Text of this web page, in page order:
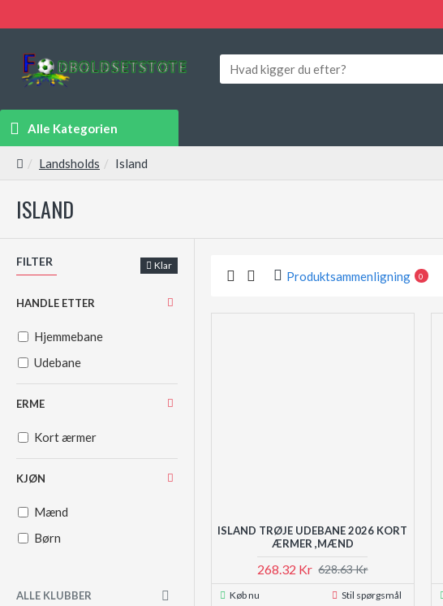
Alle Kategorien
Landsholds Island
ISLAND
FILTER Klar
HANDLE ETTER
Hjemmebane
Udebane
KJØN
Mænd
Børn
ERME
Kort ærmer
ALLE KLUBBER
Produktsammenligning 0
ISLAND TRØJE UDEBANE 2026 KORT
ÆRMER ,MÆND
268.32 Kr 628.63 Kr
Køb nu Stil spørgsmål